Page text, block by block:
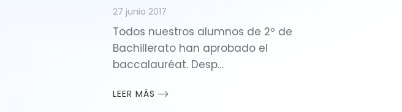
27 junio 2017
Todos nuestros alumnos de 2º de
Bachillerato han aprobado el
baccalauréat. Desp…
LEER MÁS